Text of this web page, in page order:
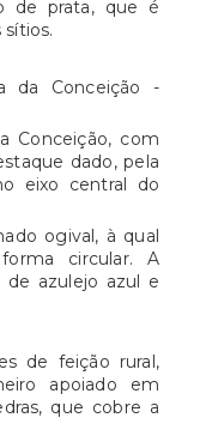
de prata, que é
da Conceição -
Conceição, com
dado, pela
eixo central do
ogival, à qual
circular. A
de azulejo azul e
de feição rural,
apoiado em
que cobre a